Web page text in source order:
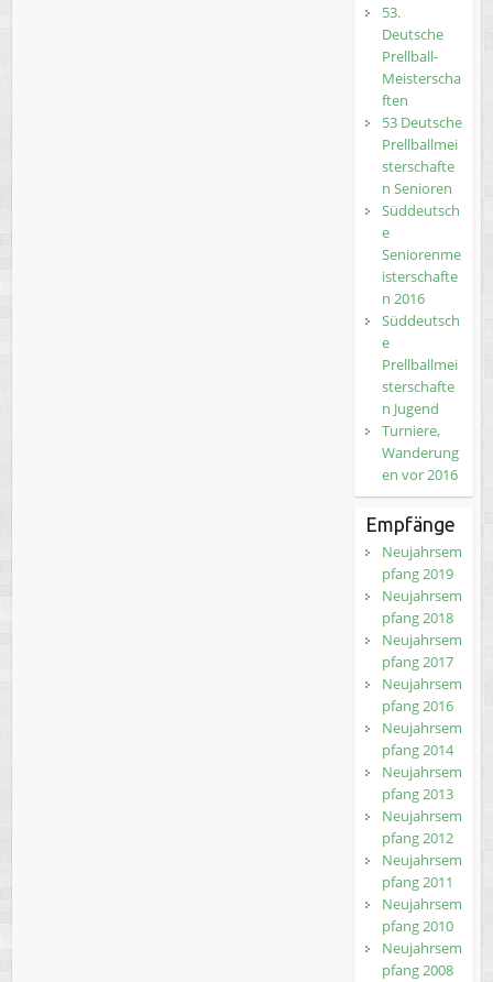
53.
Deutsche
Prellball-
Meisterscha
ften
53 Deutsche
Prellballmei
sterschafte
n Senioren
Süddeutsch
e
Seniorenme
isterschafte
n 2016
Süddeutsch
e
Prellballmei
sterschafte
n Jugend
Turniere,
Wanderung
en vor 2016
Empfänge
Neujahrsem
pfang 2019
Neujahrsem
pfang 2018
Neujahrsem
pfang 2017
Neujahrsem
pfang 2016
Neujahrsem
pfang 2014
Neujahrsem
pfang 2013
Neujahrsem
pfang 2012
Neujahrsem
pfang 2011
Neujahrsem
pfang 2010
Neujahrsem
pfang 2008